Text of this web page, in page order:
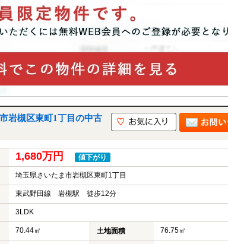
岩槻区東町1丁目の中古
1,680万円 値下がり
埼玉県さいたま市岩槻区東町1丁目
東武野田線 岩槻駅 徒歩12分
3LDK
70.44㎡ 土地面積 76.75㎡